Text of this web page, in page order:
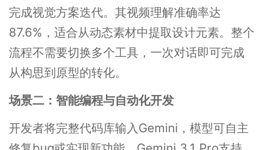
完成视觉方案迭代。其视频理解准确率达
87.6%，适合从动态素材中提取设计元素。整个
流程不需要切换多个工具，一次对话即可完成
从构思到原型的转化。
场景二：智能编程与自动化开发
开发者将完整代码库输入Gemini，模型可自主